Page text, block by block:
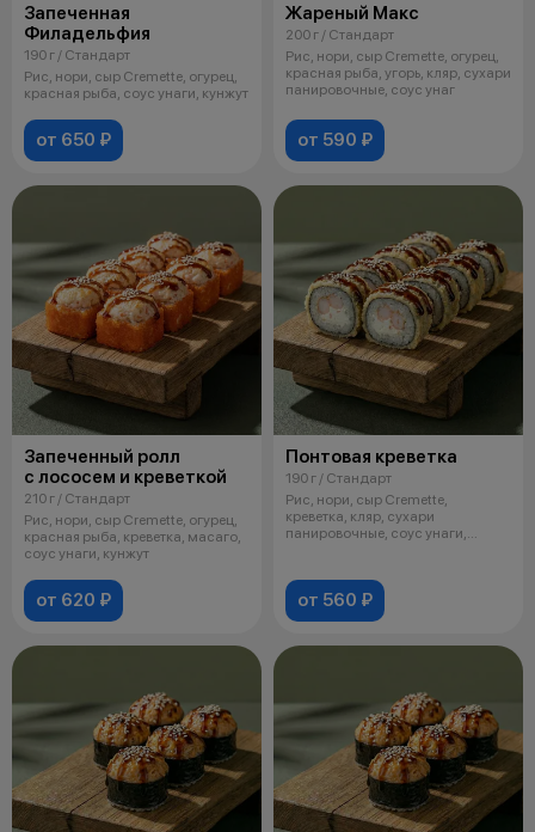
Запеченная
Филадельфия
190 г / Стандарт
Рис, нори, сыр Cremette, огурец,
красная рыба, соус унаги, кунжут
от 650 ₽
Жареный Макс
200 г / Стандарт
Рис, нори, сыр Cremette, огурец,
красная рыба, угорь, кляр, сухари
панировочные, соус унаг
от 590 ₽
Запеченный ролл
с лососем и креветкой
210 г / Стандарт
Рис, нори, сыр Cremette, огурец,
красная рыба, креветка, масаго,
соус унаги, кунжут
от 620 ₽
Понтовая креветка
190 г / Стандарт
Рис, нори, сыр Cremette,
креветка, кляр, сухари
панировочные, соус унаги,
от 560 ₽